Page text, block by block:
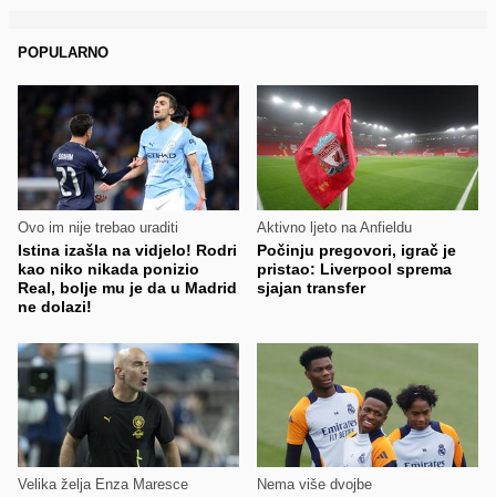
POPULARNO
Ovo im nije trebao uraditi
Istina izašla na vidjelo! Rodri
kao niko nikada ponizio
Real, bolje mu je da u Madrid
ne dolazi!
Aktivno ljeto na Anfieldu
Počinju pregovori, igrač je
pristao: Liverpool sprema
sjajan transfer
Velika želja Enza Maresce Nema više dvojbe